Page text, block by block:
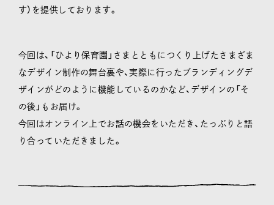
す）を提供しております。
今回は、「ひより保育園」さまとともにつくり上げたさまざま
なデザイン制作の舞台裏や、実際に行ったブランディングデ
ザインがどのように機能しているのかなど、デザインの「そ
の後」もお届け。
今回はオンライン上でお話の機会をいただき、たっぷりと語
り合っていただきました。